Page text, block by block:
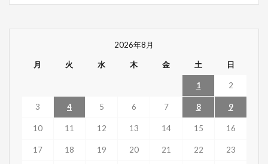
2026年8月
月 火 水 木 金 土 日
1 2
3 4 5 6 7 8 9
10 11 12 13 14 15 16
17 18 19 20 21 22 23